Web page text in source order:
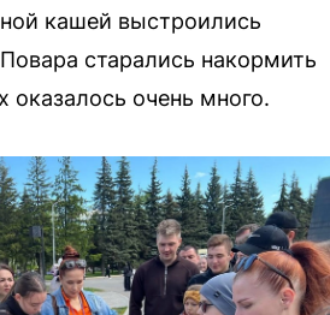
кашей выстроились
старались накормить
очень много.